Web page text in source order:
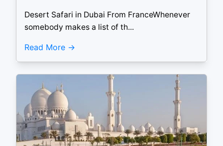
Desert Safari in Dubai From FranceWhenever
somebody makes a list of th...
Read More